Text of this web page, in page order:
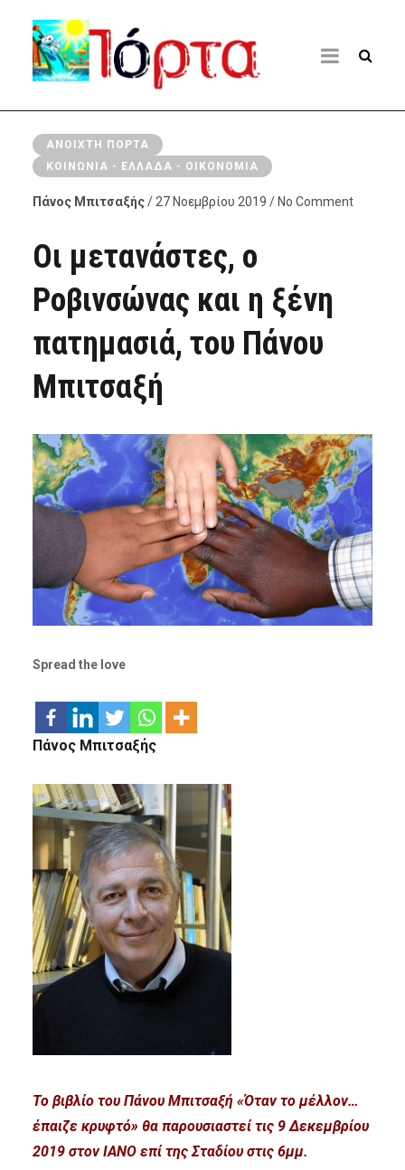
ΑΝΟΙΧΤΉ ΠΌΡΤΑ
ΚΟΙΝΩΝΊΑ - ΕΛΛΆΔΑ - ΟΙΚΟΝΟΜΊΑ
Πάνος Μπιτσαξής/ 27 Νοεμβρίου 2019 / No Comment
Οι μετανάστες, ο
Ροβινσώνας και η ξένη
πατημασιά, του Πάνου
Μπιτσαξή
Spread the love
Πάνος Μπιτσαξής
Το βιβλίο του Πάνου Μπιτσαξή «Όταν το μέλλον…
έπαιζε κρυφτό» θα παρουσιαστεί τις 9 Δεκεμβρίου
2019 στον ΙΑΝΟ επί της Σταδίου στις 6μμ.